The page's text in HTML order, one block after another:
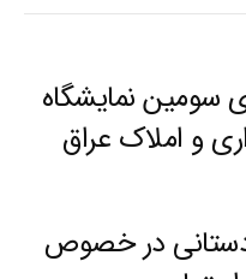
در خصوص
سومین نمایشگاه
و املاک عراق